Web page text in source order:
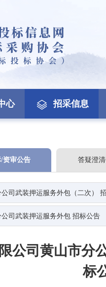
心 招采信息
资审公告 答疑澄
司武装押运服务外包（二次）
司武装押运服务外包 招标公告
公司黄山市分
标